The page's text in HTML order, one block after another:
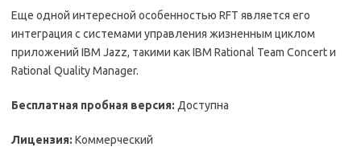
Еще одной интересной особенностью RFT является его
интеграция с системами управления жизненным циклом
приложений IBM Jazz, такими как IBM Rational Team Concert и
Rational Quality Manager.
Бесплатная пробная версия: Доступна
Лицензия: Коммерческий